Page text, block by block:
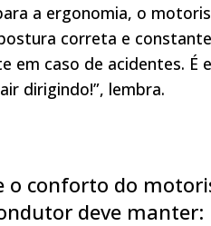
a ergonomia, o
correta e
em caso de acidentes. É
dirigindo!”, lembra.
o conforto do
deve manter: